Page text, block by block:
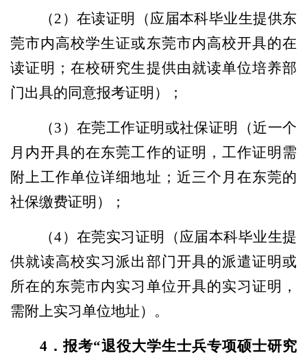
（2）在读证明（应届本科毕业生提供东
莞市内高校学生证或东莞市内高校开具的在
读证明；在校研究生提供由就读单位培养部
门出具的同意报考证明）；
（3）在莞工作证明或社保证明（近一个
月内开具的在东莞工作的证明，工作证明需
附上工作单位详细地址；近三个月在东莞的
社保缴费证明）；
（4）在莞实习证明（应届本科毕业生提
供就读高校实习派出部门开具的派遣证明或
所在的东莞市内实习单位开具的实习证明，
需附上实习单位地址）。
4．报考“退役大学生士兵专项硕士研究